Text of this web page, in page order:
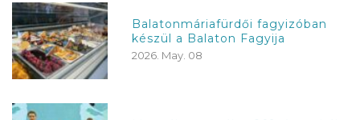
Balatonmáriafürdői fagyizóban
készül a Balaton Fagyija
2026. May. 08